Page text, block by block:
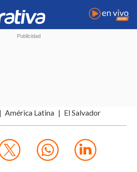
América Latina El Salvador